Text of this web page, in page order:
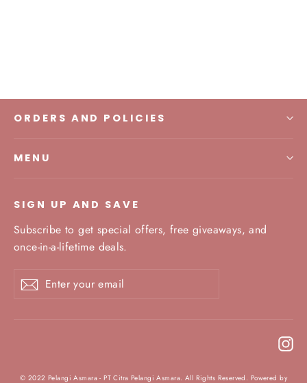
ORDERS AND POLICIES
MENU
SIGN UP AND SAVE
Subscribe to get special offers, free giveaways, and
once-in-a-lifetime deals.
Enter
your
Subscribe
© 2022 Pelangi Asmara - PT Citra Pelangi Asmara. All Rights Reserved. Powered by